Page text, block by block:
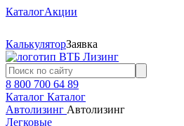
КаталогАкции
КалькуляторЗаявка
8 800 700 64 89
Каталог Каталог
Автолизинг Автолизинг
Легковые